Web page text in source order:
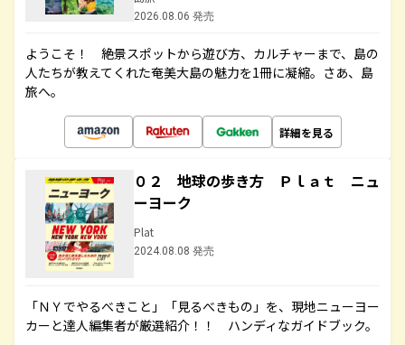
2026.08.06 発売
ようこそ！ 絶景スポットから遊び方、カルチャーまで、島の
人たちが教えてくれた奄美大島の魅力を1冊に凝縮。さあ、島
旅へ。
詳細を見る
０２ 地球の歩き方 Ｐｌａｔ ニュ
ーヨーク
Plat
2024.08.08 発売
「ＮＹでやるべきこと」「見るべきもの」を、現地ニューヨー
カーと達人編集者が厳選紹介！！ ハンディなガイドブック。